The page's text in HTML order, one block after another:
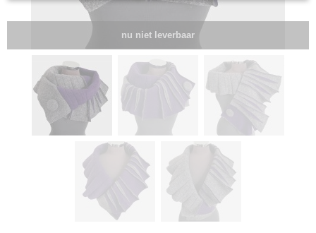
nu niet leverbaar